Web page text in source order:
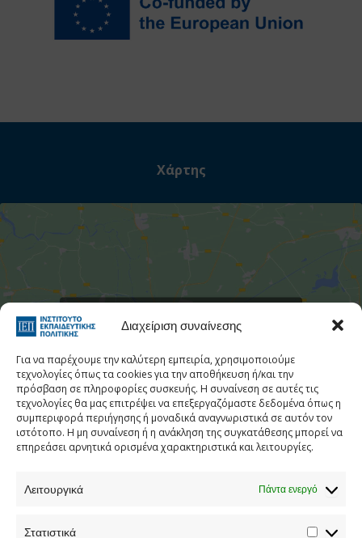
Διαχείριση συναίνεσης
Για να παρέχουμε την καλύτερη εμπειρία, χρησιμοποιούμε
τεχνολογίες όπως τα cookies για την αποθήκευση ή/και την
πρόσβαση σε πληροφορίες συσκευής. Η συναίνεση σε αυτές τις
τεχνολογίες θα μας επιτρέψει να επεξεργαζόμαστε δεδομένα όπως η
συμπεριφορά περιήγησης ή μοναδικά αναγνωριστικά σε αυτόν τον
ιστότοπο. Η μη συναίνεση ή η ανάκληση της συγκατάθεσης μπορεί να
επηρεάσει αρνητικά ορισμένα χαρακτηριστικά και λειτουργίες.
Λειτουργικά Πάντα ενεργό
Στατιστικά
Χάρτης
εμπορικής προώθησης και να
ενεργοποιήσετε αυτό το περιεχόμενο